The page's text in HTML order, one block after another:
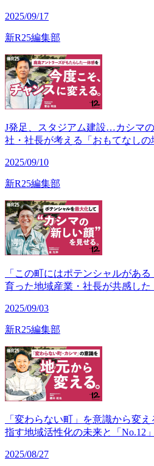
2025/09/17
新R25編集部
J発足、スタジアム建設…カシマ
社・社長が考える「おもてなしの
2025/09/10
新R25編集部
「この町にはポテンシャルがあ
育った地域産業・社長が共感した
2025/09/03
新R25編集部
「変わらない町」を意識から変
指す地域活性化の未来と「No.12
2025/08/27